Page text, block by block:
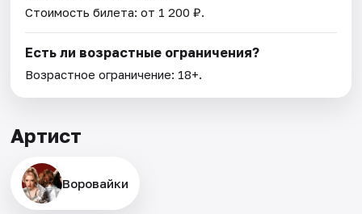
Стоимость билета: от 1 200 ₽.
Есть ли возрастные ограничения?
Возрастное ограничение: 18+.
Артист
Воровайки